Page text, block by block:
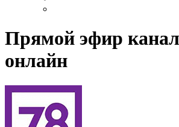
Прямой эфир
онлайн